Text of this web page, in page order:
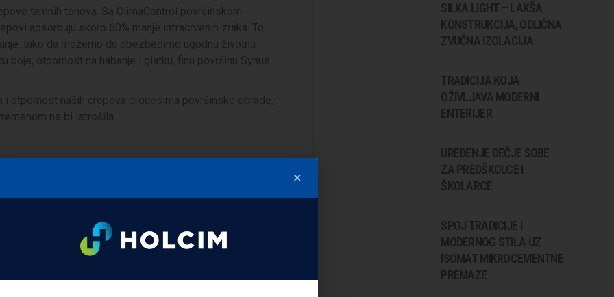
tamnih tonova. Sa ClimaControl površinskom
apsorbuju skoro 60% manje infracrvenih zraka. To
tako da možemo da obezbedimo ugodnu životnu
otpornost na habanje i glatku, finu površinu Synus
otpornost naših crepova procesima površinske obrade,
ne bi istrošila.
Sledeći
SILKA LIGHT – LAKŠA
KONSTRUKCIJA, ODLIČNA
ZVUČNA IZOLACIJA
TRADICIJA KOJA
OŽIVLJAVA MODERNI
ENTERIJER
UREĐENJE DEČJE SOBE
ZA PREDŠKOLCE I
ŠKOLARCE
SPOJ TRADICIJE I
MODERNOG STILA UZ
ISOMAT MIKROCEMENTNE
PREMAZE
×